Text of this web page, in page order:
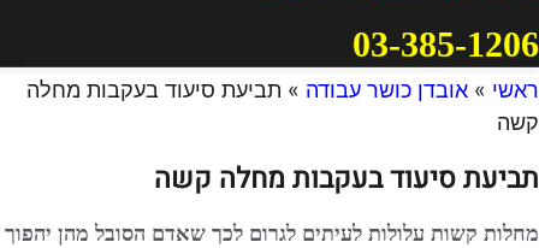
03-385-1206
ראשי » אובדן כושר עבודה » תביעת סיעוד בעקבות מחלה
קשה
תביעת סיעוד בעקבות מחלה קשה
מחלות קשות עלולות לעיתים לגרום לכך שאדם הסובל מהן יהפוך